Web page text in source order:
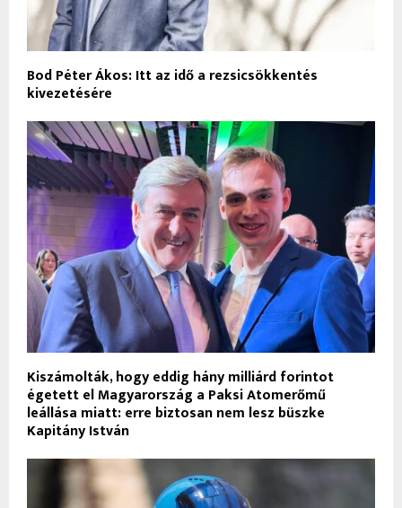
Bod Péter Ákos: Itt az idő a rezsicsökkentés
kivezetésére
Kiszámolták, hogy eddig hány milliárd forintot
égetett el Magyarország a Paksi Atomerőmű
leállása miatt: erre biztosan nem lesz büszke
Kapitány István